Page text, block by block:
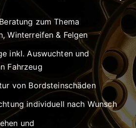
zum Thema
Winterreifen & Felgen
inkl. Auswuchten und
Fahrzeug
von Bordsteinschäden
individuell nach Wunsch
und